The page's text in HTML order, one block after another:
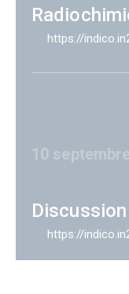
https://
10
https://